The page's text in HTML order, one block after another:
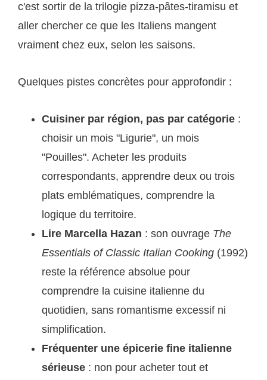
c'est sortir de la trilogie pizza-pâtes-tiramisu et
aller chercher ce que les Italiens mangent
vraiment chez eux, selon les saisons.
Quelques pistes concrètes pour approfondir :
Cuisiner par région, pas par catégorie :
choisir un mois "Ligurie", un mois
"Pouilles". Acheter les produits
correspondants, apprendre deux ou trois
plats emblématiques, comprendre la
logique du territoire.
Lire Marcella Hazan : son ouvrage The
Essentials of Classic Italian Cooking (1992)
reste la référence absolue pour
comprendre la cuisine italienne du
quotidien, sans romantisme excessif ni
simplification.
Fréquenter une épicerie fine italienne
sérieuse : non pour acheter tout et